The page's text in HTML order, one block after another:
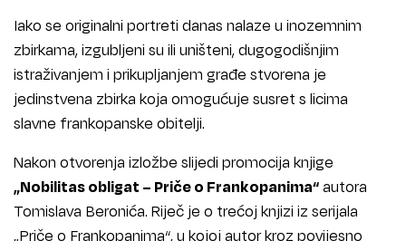
Iako se originalni portreti danas nalaze u inozemnim
zbirkama, izgubljeni su ili uništeni, dugogodišnjim
istraživanjem i prikupljanjem građe stvorena je
jedinstvena zbirka koja omogućuje susret s licima
slavne frankopanske obitelji.
Nakon otvorenja izložbe slijedi promocija knjige
„Nobilitas obligat – Priče o Frankopanima“autora
Tomislava Beronića. Riječ je o trećoj knjizi iz serijala
„Priče o Frankopanima“, u kojoj autor kroz povijesno